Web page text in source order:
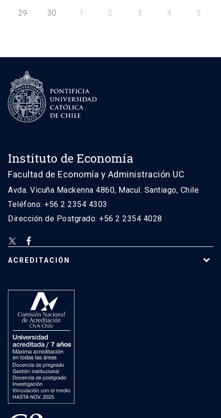
29 30 1 2 3 4 5
Instituto de Economía
Facultad de Economía y Administración UC
Avda. Vicuña Mackenna 4860, Macul. Santiago, Chile
Teléfono: +56 2 2354 4303
Dirección de Postgrado: +56 2 2354 4028
ACREDITACIÓN